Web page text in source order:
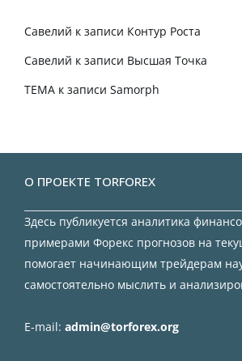
Савелий к записи Контур Роста
Савелий к записи Высшая Точка
TEMA к записи Samorph
О ПРОЕКТЕ TORFOREX
Здесь публикуется аналитика
примерами Форекс прогнозов на
помогает начинающим трейдерам
самостоятельно мыслить и
E-mail: admin@torforex.org